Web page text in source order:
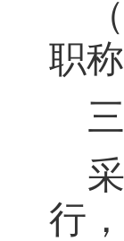
（
职
行